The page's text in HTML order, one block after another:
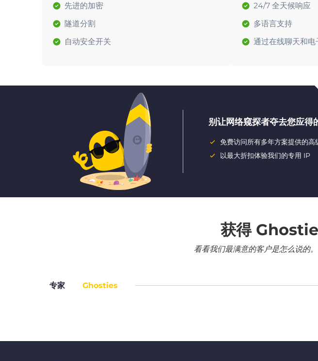
先进的加密
隧道分割
自动安全开关
24/7 全天候响应
多语言支持
通过在线聊天和电
别让网络窥探者夺去您应得
免费访问所有多年方案提供的
以最大折扣体验我们的专用 IP
获得
看看我们最满意的客户是怎么说的
专家 Ghosties